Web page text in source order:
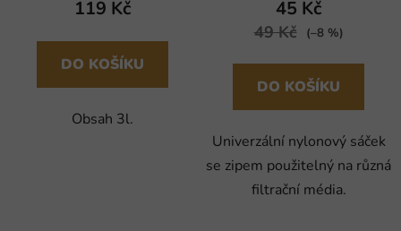
119 Kč
DO KOŠÍKU
Obsah 3l.
45 Kč
49 Kč (–8 %)
DO KOŠÍKU
Univerzální nylonový sáček
se zipem použitelný na různá
filtrační média.